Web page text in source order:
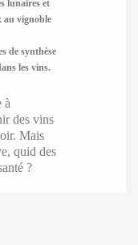
lunaires et
au vignoble
de synthèse
les vins.
à
des vins
Mais
quid des
?